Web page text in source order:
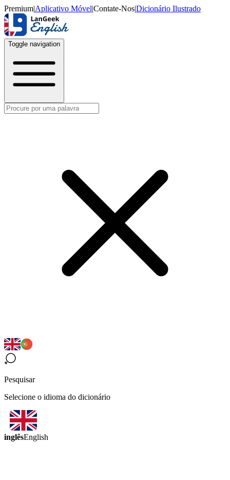
Premium|Aplicativo Móvel|Contate-Nos|Dicionário Ilustrado
Toggle navigation
Pesquisar
Selecione o idioma do dicionário
inglêsEnglish